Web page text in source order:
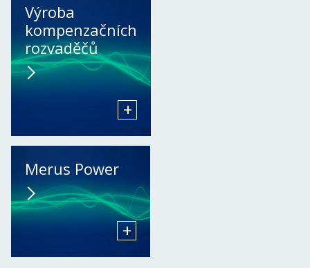
Výroba
kompenzačních
rozvaděčů
+
Merus Power
+